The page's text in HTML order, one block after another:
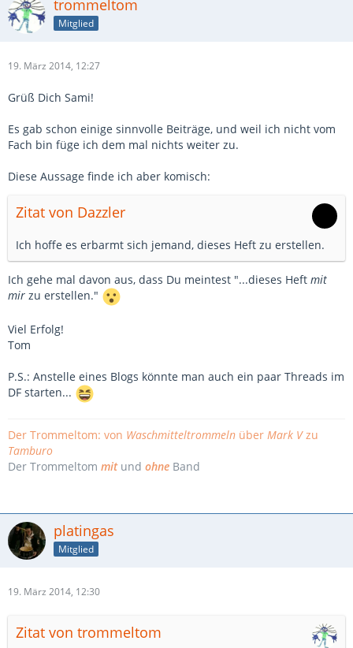
trommeltom
Mitglied
19. März 2014, 12:27
Grüß Dich Sami!
Es gab schon einige sinnvolle Beiträge, und weil ich nicht vom
Fach bin füge ich dem mal nichts weiter zu.
Diese Aussage finde ich aber komisch:
Zitat von Dazzler
Ich hoffe es erbarmt sich jemand, dieses Heft zu erstellen.
Ich gehe mal davon aus, dass Du meintest "...dieses Heft mit
mir zu erstellen."
Viel Erfolg!
Tom
P.S.: Anstelle eines Blogs könnte man auch ein paar Threads im
DF starten...
Der Trommeltom: von Waschmitteltrommeln über Mark Vzu
Tamburo
Der Trommeltom mitund ohne Band
platingas
Mitglied
19. März 2014, 12:30
Zitat von trommeltom